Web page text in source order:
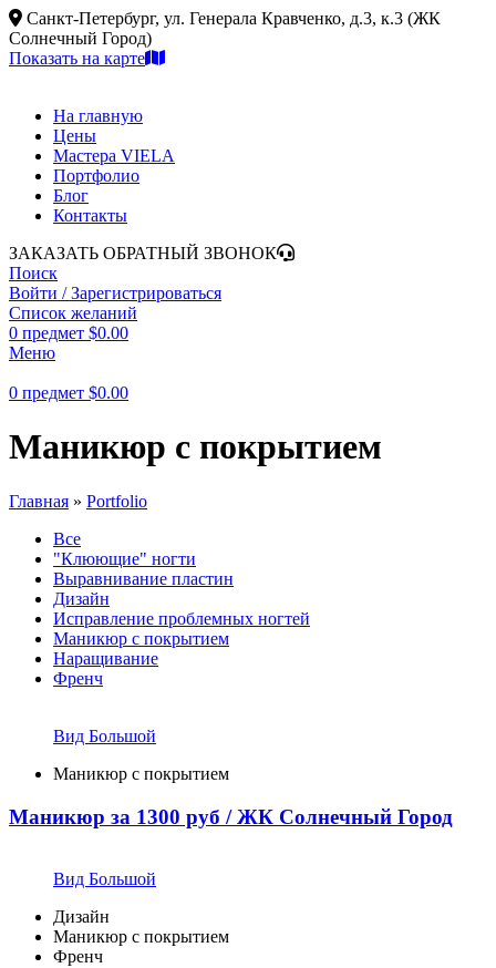
Санкт-Петербург, ул. Генерала Кравченко, д.3, к.3 (ЖК
Солнечный Город)
Показать на карте
На главную
Цены
Мастера VIELA
Портфолио
Блог
Контакты
ЗАКАЗАТЬ ОБРАТНЫЙ ЗВОНОК
Поиск
Войти / Зарегистрироваться
Список желаний
0 предмет $0.00
Меню
0 предмет $0.00
Маникюр с покрытием
Главная » Portfolio
Все
"Клюющие" ногти
Выравнивание пластин
Дизайн
Исправление проблемных ногтей
Маникюр с покрытием
Наращивание
Френч
Вид Большой
Маникюр с покрытием
Маникюр за 1300 руб / ЖК Солнечный Город
Вид Большой
Дизайн
Маникюр с покрытием
Френч